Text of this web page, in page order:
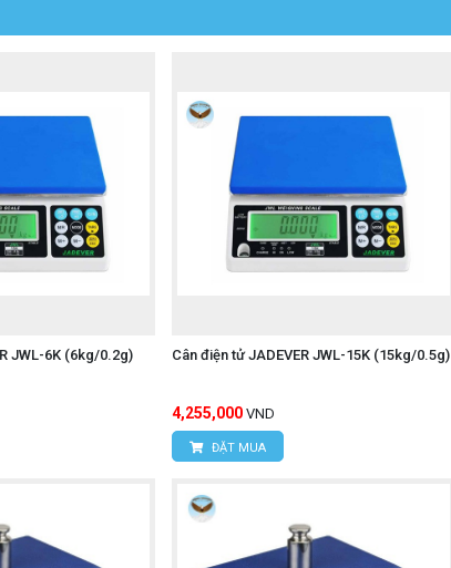
JWL-6K (6kg/0.2g) Cân điện tử JADEVER JWL-15K (15kg/0.5g)
4,255,000 VND
ĐẶT MUA